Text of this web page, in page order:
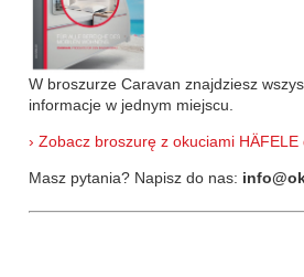
W broszurze Caravan znajdziesz
informacje w jednym miejscu.
› Zobacz broszurę z okuciami
Masz pytania? Napisz do nas: